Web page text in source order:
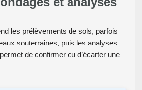
les prélèvements de sols, parfois
souterraines, puis les analyses
de confirmer ou d’écarter une